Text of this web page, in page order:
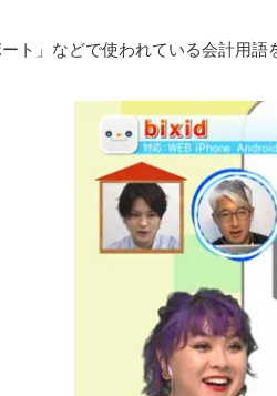
ト」などで使われている会計用語